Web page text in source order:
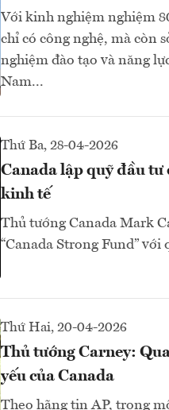
Với kinh nghiệm nghiệm
chỉ có công nghệ, mà còn
nghiệm đào tạo và năng
Nam...
Thứ Ba, 28-04-2026
Canada lập quỹ đầu tư
kinh tế
Thủ tướng Canada Mark
“Canada Strong Fund”
Thứ Hai, 20-04-2026
Thủ tướng Carney:
yếu của Canada
Theo hãng tin AP, trong